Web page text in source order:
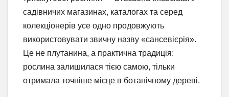
садівничих магазинах, каталогах та серед
колекціонерів усе одно продовжують
використовувати звичну назву «сансевієрія».
Це не плутанина, а практична традиція:
рослина залишилася тією самою, тільки
отримала точніше місце в ботанічному дереві.